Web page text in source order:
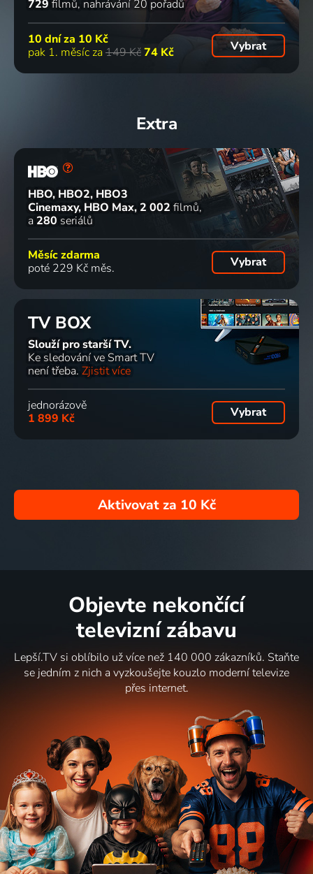
729 filmů nahrávání 20 pořadů
10 dní za 10 Kč
pak 1. měsíc za 149 Kč74 Kč Vybrat
Extra
HBO, HBO2, HBO3
Cinemaxy, HBO Max 2 002 filmů
a 280 seriálů
Měsíc zdarma
poté 229 Kč měs.
Vybrat
TV BOX
Slouží pro starší TV.
Ke sledování ve Smart TV
není třeba. Zjistit více
jednorázově
1 899 Kč
Vybrat
Aktivovat za 10 Kč
Objevte nekončící
televizní zábavu
Lepší.TV si oblíbilo už více než 140 000 zákazníků. Staňte
se jedním z nich a vyzkoušejte kouzlo moderní televize
přes internet.